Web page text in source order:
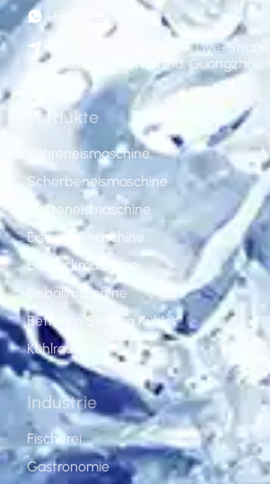
+86 181 2236 8318
Nr. 120 Qinlong Straße, Liye-
Stadt, Bezirk Nansha, Guangzhou,
Produkte
Röhreneismaschine
Scherbeneismaschine
Platteneismaschine
Eiswürfelmaschine
Eisblockmaschine
Eisballmaschine
Betreten Sie den Kühler
Kühlraum
Industrie
Fischerei
Gastronomie